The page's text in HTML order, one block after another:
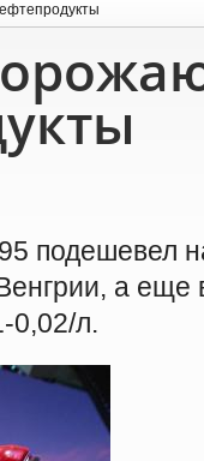
подешевел
а еще
0,02/л.